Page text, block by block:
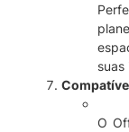
suas
O